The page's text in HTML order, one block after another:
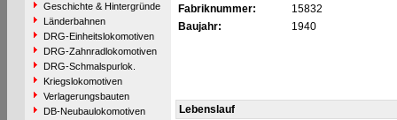
Geschichte & Hintergründe
Länderbahnen
DRG-Einheitslokomotiven
DRG-Zahnradlokomotiven
DRG-Schmalspurlok.
Kriegslokomotiven
Verlagerungsbauten
DB-Neubaulokomotiven
Fabriknummer:
15832
Baujahr:
1940
Lebenslauf